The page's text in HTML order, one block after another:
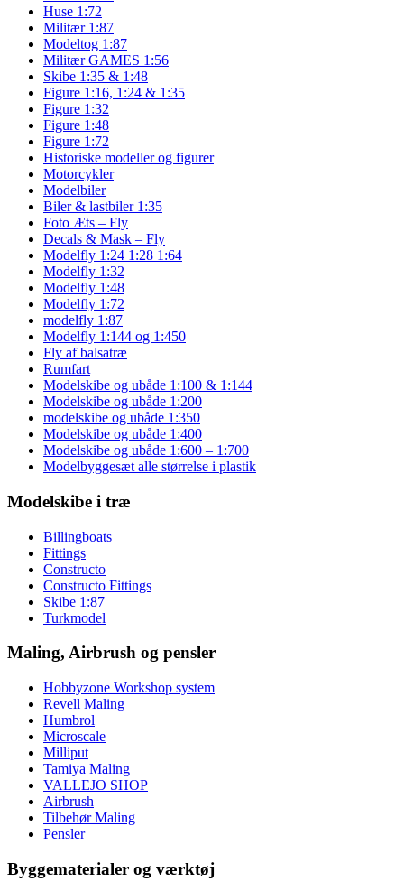
Huse 1:72
Militær 1:87
Modeltog 1:87
Militær GAMES 1:56
Skibe 1:35 & 1:48
Figure 1:16, 1:24 & 1:35
Figure 1:32
Figure 1:48
Figure 1:72
Historiske modeller og figurer
Motorcykler
Modelbiler
Biler & lastbiler 1:35
Foto Æts – Fly
Decals & Mask – Fly
Modelfly 1:24 1:28 1:64
Modelfly 1:32
Modelfly 1:48
Modelfly 1:72
modelfly 1:87
Modelfly 1:144 og 1:450
Fly af balsatræ
Rumfart
Modelskibe og ubåde 1:100 & 1:144
Modelskibe og ubåde 1:200
modelskibe og ubåde 1:350
Modelskibe og ubåde 1:400
Modelskibe og ubåde 1:600 – 1:700
Modelbyggesæt alle størrelse i plastik
Modelskibe i træ
Billingboats
Fittings
Constructo
Constructo Fittings
Skibe 1:87
Turkmodel
Maling, Airbrush og pensler
Hobbyzone Workshop system
Revell Maling
Humbrol
Microscale
Milliput
Tamiya Maling
VALLEJO SHOP
Airbrush
Tilbehør Maling
Pensler
Byggematerialer og værktøj